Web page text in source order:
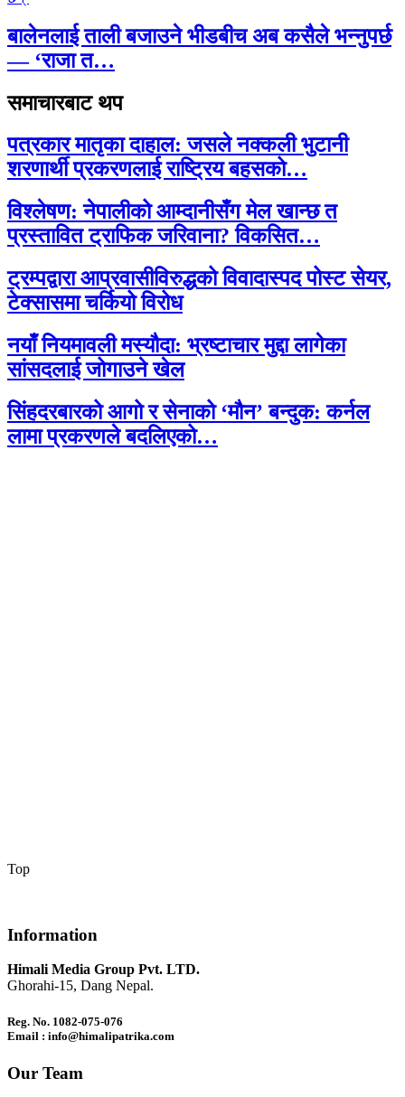
बालेनलाई ताली बजाउने भीडबीच अब कसैले भन्नुपर्छ
— ‘राजा त…
समाचारबाट थप
पत्रकार मातृका दाहाल: जसले नक्कली भुटानी
शरणार्थी प्रकरणलाई राष्ट्रिय बहसको…
विश्लेषण: नेपालीको आम्दानीसँग मेल खान्छ त
प्रस्तावित ट्राफिक जरिवाना? विकसित…
ट्रम्पद्वारा आप्रवासीविरुद्धको विवादास्पद पोस्ट सेयर,
टेक्सासमा चर्कियो विरोध
नयाँ नियमावली मस्यौदा: भ्रष्टाचार मुद्दा लागेका
सांसदलाई जोगाउने खेल
सिंहदरबारको आगो र सेनाको ‘मौन’ बन्दुक: कर्नल
लामा प्रकरणले बदलिएको…
Top
Information
Himali Media Group Pvt. LTD.
Ghorahi-15, Dang Nepal.
Reg. No. 1082-075-076
Email : info@himalipatrika.com
Our Team